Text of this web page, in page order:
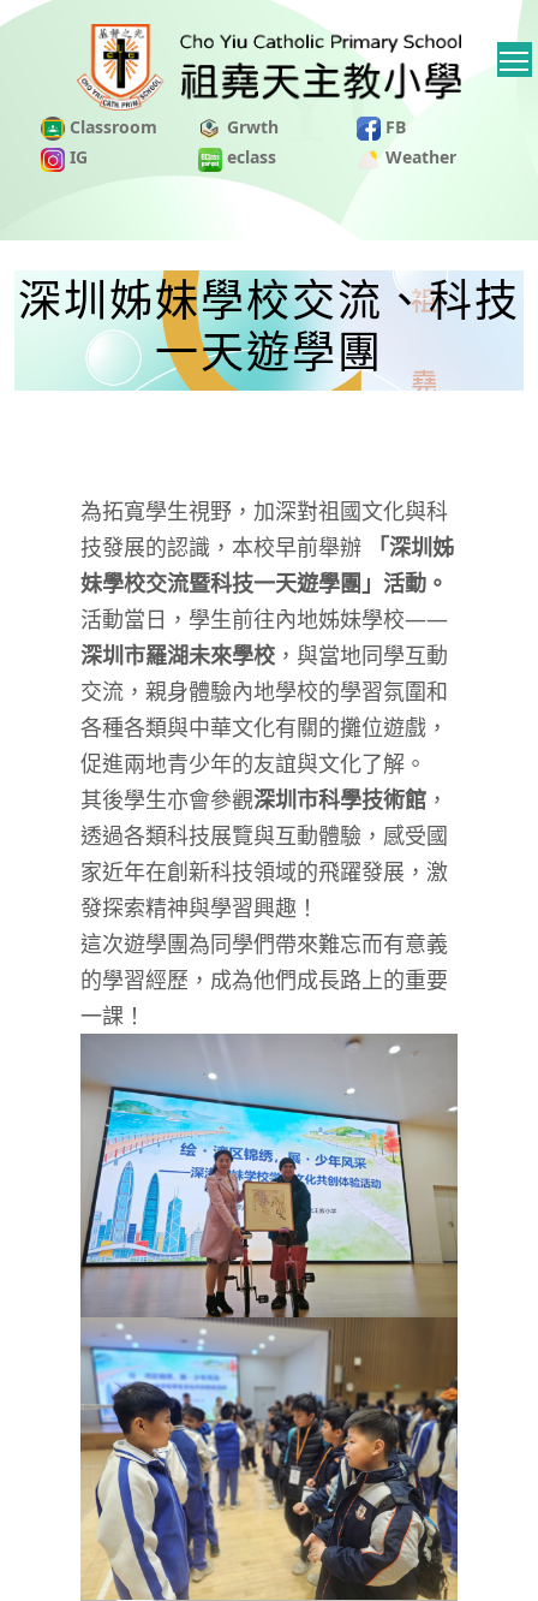
Classroom Grwth
FB
IG
eclass Weather
深圳姊妹學校交流、科技
一天遊學團
為拓寬學生視野，加深對祖國文化與科
技發展的認識，本校早前舉辦
「深圳姊
妹學校交流暨科技一天遊學團」活動 。
活動當日，學生前往內地姊妹學校――
深圳市羅湖未來學校 ，與當地同學互動
交流，親身體驗內地學校的學習氛圍和
各種各類與中華文化有關的攤位遊戲，
促進兩地青少年的友誼與文化了解。
其後學生亦會參觀深圳市科學技術館 ，
透過各類科技展覽與互動體驗，感受國
家近年在創新科技領域的飛躍發展，激
發探索精神與學習興趣！
這次遊學團為同學們帶來難忘而有意義
的學習經歷，成為他們成長路上的重要
一課！